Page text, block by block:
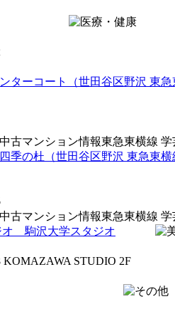
ターコート（世田谷区野沢 東
古マンション情報東急東横線 学
季の杜（世田谷区野沢 東急東
古マンション情報東急東横線 学
オ 駒沢大学スタジオ
KOMAZAWA STUDIO 2F